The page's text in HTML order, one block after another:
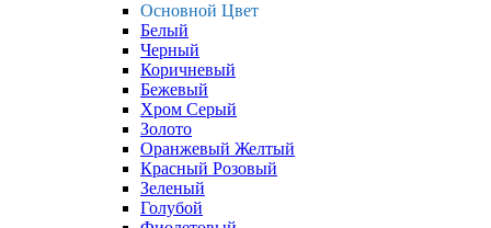
Основной Цвет
Белый
Черный
Коричневый
Бежевый
Хром Серый
Золото
Оранжевый Желтый
Красный Розовый
Зеленый
Голубой